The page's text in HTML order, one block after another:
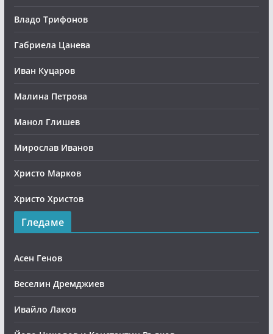
Владо Трифонов
Габриела Цанева
Иван Куцаров
Малина Петрова
Манол Глишев
Мирослав Иванов
Христо Марков
Христо Христов
Гледаме
Асен Генов
Веселин Дремджиев
Ивайло Лаков